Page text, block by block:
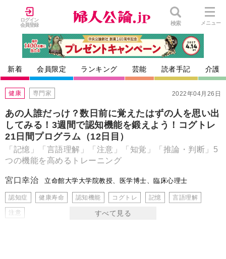
ログイン
会員登録
検索 メニュー
新着 会員限定 ランキング 芸能 読者手記 介護
2022年04月26日
健康 専門家
あの人誰だっけ？数日前に覚えたはずの人を思い出
してみる！3週間で認知機能を鍛えよう！コグトレ
21日間プログラム（12日目）
「記憶」「言語理解」「注意」「知覚」「推論・判断」5
つの機能を高めるトレーニング
宮口幸治 立命館大学大学院教授、医学博士、臨床心理士
認知症 健康寿命 認知機能 コグトレ 記憶 言語理解
注意